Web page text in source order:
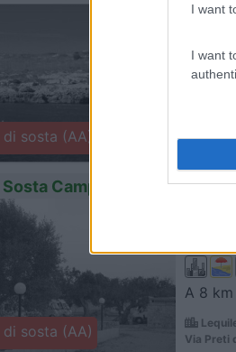
I want
I want
di sosta (AA)
SP 87
Camper
di sosta (AA)
A 8
Via Preti